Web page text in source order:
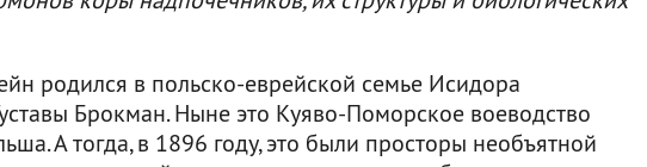
родился в польско-еврейской семье Исидора
Брокман. Ныне это Куяво-Поморское воеводство
А тогда, в 1896 году, это были просторы необъятной